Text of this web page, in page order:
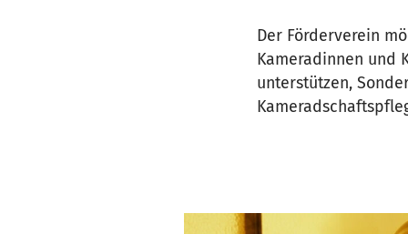
Der Förderverein
Kameradinnen und
unterstützen,